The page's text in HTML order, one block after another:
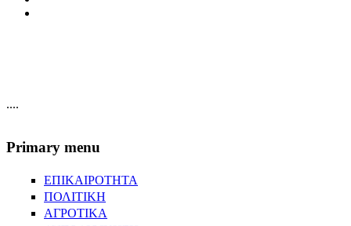
....
Primary menu
ΕΠΙΚΑΙΡΟΤΗΤΑ
ΠΟΛΙΤΙΚΗ
ΑΓΡΟΤΙΚΑ